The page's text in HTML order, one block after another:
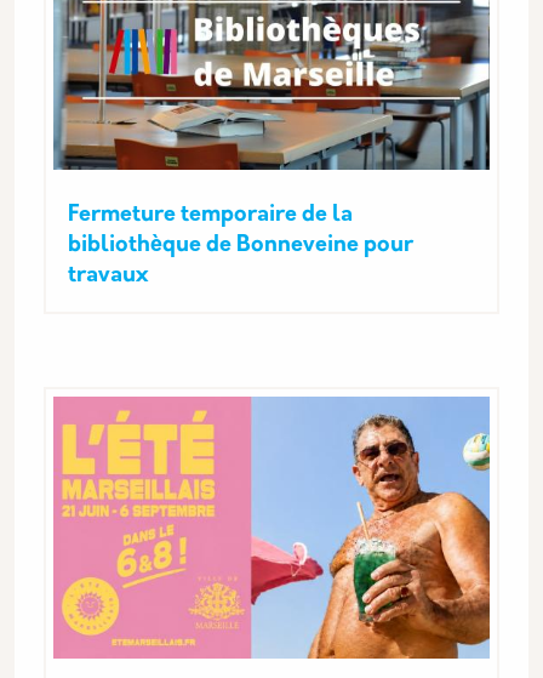
Fermeture temporaire de la
bibliothèque de Bonneveine pour
travaux